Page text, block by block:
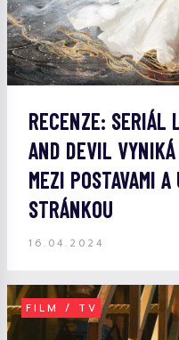
RECENZE: SERIÁL
AND DEVIL
MEZI POSTAVAMI
STRÁNKOU
16.04.2024
FILM / TV